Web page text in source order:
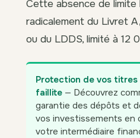
Cette absence de limite
radicalement du Livret
ou du LDDS, limité à 12
Protection de vos
faillite — Découvrez
garantie des dépôts et
vos investissements en
votre intermédiaire